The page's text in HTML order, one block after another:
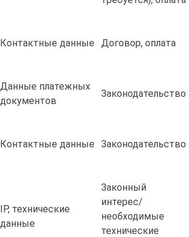
Контактные данные Договор, оплата
Данные платежных
документов
Законодательство
Контактные данные Законодательство
IP, технические
данные
Законный
интерес/
необходимые
технические